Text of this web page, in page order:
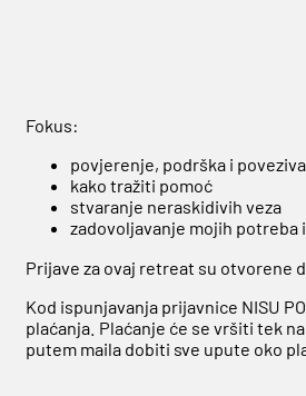
Fokus:
povjerenje, podrška i
kako tražiti pomoć
stvaranje neraskidivih veza
zadovoljavanje mojih potreba
Prijave za ovaj retreat su otvorene
Kod ispunjavanja prijavnice NISU
plaćanja. Plaćanje će se vršiti tek
putem maila dobiti sve upute oko